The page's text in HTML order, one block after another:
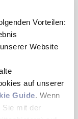
Vorteilen:
Website
auf unserer
Guide. Wenn
Sie mit der
kostenpflichtig im
deren
und Mercedes-Benz
Fahrzeug und -
Informationen zu
Verbindung des
Notrufsystems ist von der